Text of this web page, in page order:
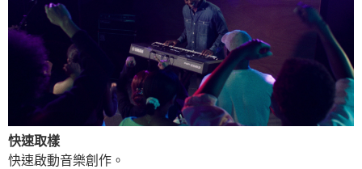
快速取樣
快速啟動音樂創作。